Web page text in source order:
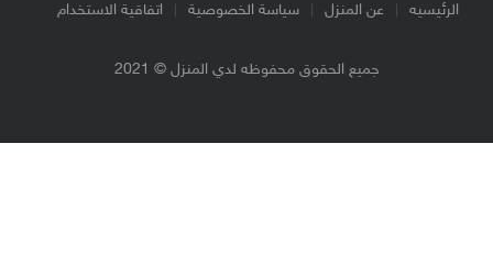
الرئيسيه عن المنزل سياسة الخصوصية اتفاقية الاستخدام
جميع الحقوق محفوظه لدي المنزل © 2021